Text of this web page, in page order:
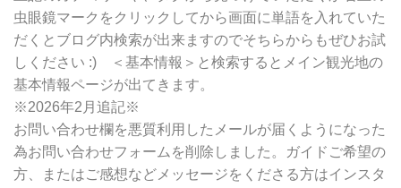
虫眼鏡マークをクリックしてから画面に単語を入れていた
だくとブログ内検索が出来ますのでそちらからもぜひお試
しください :) ＜基本情報＞と検索するとメイン観光地の
基本情報ページが出てきます。
※2026年2月追記※
お問い合わせ欄を悪質利用したメールが届くようになった
為お問い合わせフォームを削除しました。ガイドご希望の
方、またはご感想などメッセージをくださる方はインスタ